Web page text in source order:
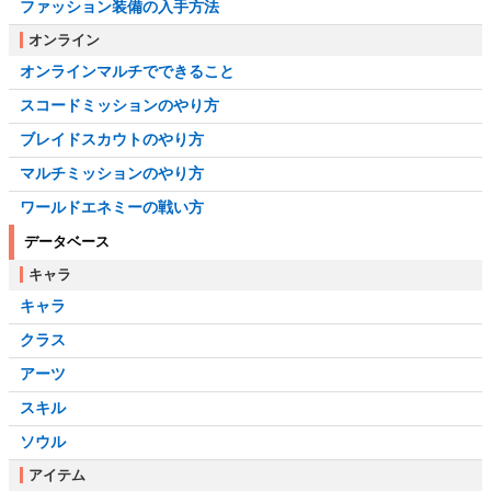
ファッション装備の入手方法
オンライン
オンラインマルチでできること
スコードミッションのやり方
ブレイドスカウトのやり方
マルチミッションのやり方
ワールドエネミーの戦い方
データベース
キャラ
キャラ
クラス
アーツ
スキル
ソウル
アイテム